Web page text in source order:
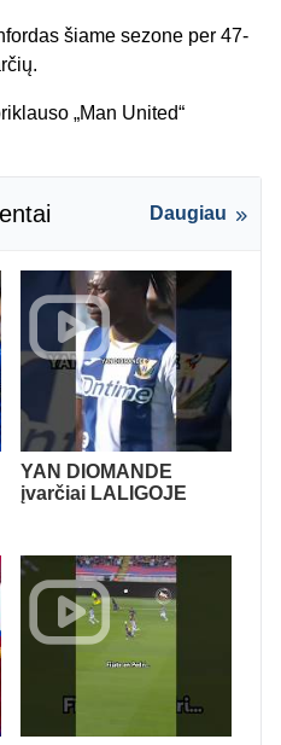
šiame sezone per 47-
„Man United“
Daugiau
YAN DIOMANDE
įvarčiai LALIGOJE